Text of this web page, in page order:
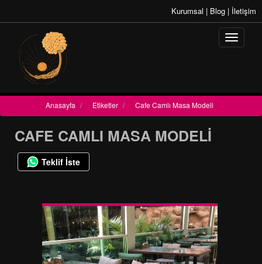
Kurumsal | Blog | İletişim
Anasayfa / Etiketler / Cafe Camlı Masa Modeli
CAFE CAMLI MASA MODELI
Teklif İste